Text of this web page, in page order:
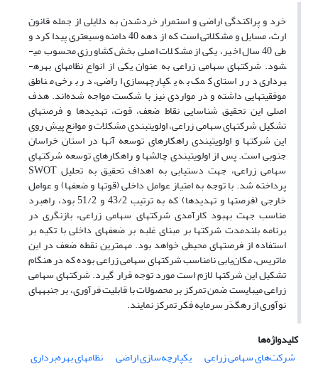
خرد و پراکندگی اراضی و استمرار خردشدن به دلایلی از جمله قانون
ارث، مسایل و مشکلاتی است که از دهه 40 دامنه وسیع‏تری پیدا کرد و
طی 40 سال اخیر، یکی از مشکلات اصلی بخش کشاورزی محسوب می­
شود. شرکت‏های سهامی زراعی به عنوان یکی از انواع نظام­های بهره­
برداری در راستای کمک به یکپارچه­سازی اراضی، در برخی مناطق
موفقیت‏هایی داشته و در مواردی نیز با شکست مواجه شده‌اند. هدف
اصلی این تحقیق شناسایی نقاط ضعف، قوت، تهدیدها و فرصت­های
تشکیل شرکت­های سهامی زراعی، اولویت­بندی مشکلات و موانع پیش روی
این شرکت­ها و اولویت­بندی راه­کارهای توسعه آنها در استان خراسان
جنوبی است. پس از اولویت­بندی چالش­ها و راهکارهای توسعه شرکت­های
سهامی زراعی، جهت دستیابی به اهداف تحقیق به تحلیل SWOT
پرداخته شد. با توجه به امتیاز عوامل داخلی (قوت­ها و ضعف­ها) و عوامل
خارجی (فرصت­ها و تهدیدها) که به ترتیب 43/2 و 51/2 بود، راهبرد
مناسب جهت بهبود کارآمدی شرکت­های سهامی زراعی، بازنگری در
برنامه­ بلندمدت شرکت­ها بر مبنای غلبه بر ضعف­های داخلی با تکیه بر
استفاده از فرصت­های محیطی خواهد بود. مهمترین نقطه ضعف در این
ماتریس، مکان‌یابی نامناسب شرکت­های سهامی زراعی بوده که در هنگام
تشکیل این شرکت­ها لازم است مورد توجه قرار گیرد. شرکت­های سهامی
زراعی می­بایست ضمن تمرکز بر محصولات با قابلیت فرآوری، بر جنبه­های
نوآوری از رهگذر سرمایه فکر تمرکز نمایند.
کلیدواژه‌ها
شرکت‌های سهامی زراعی
یکپارچه‌سازی اراضی
نظام‏های بهره‌برداری